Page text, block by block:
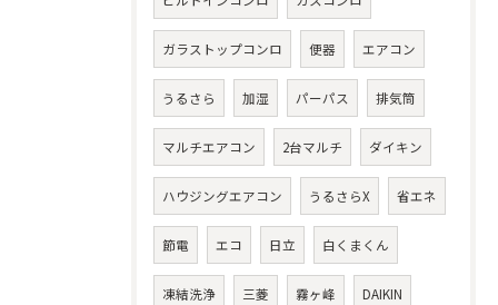
ガラストップコンロ 便器 エアコン
うるさら 加湿 パーパス 排気筒
マルチエアコン 2台マルチ ダイキン
ハウジングエアコン うるさらX 省エネ
節電 エコ 日立 白くまくん
凍結洗浄 三菱 霧ヶ峰 DAIKIN